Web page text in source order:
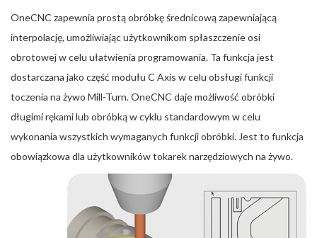
OneCNC zapewnia prostą obróbkę średnicową zapewniającą
interpolację, umożliwiając użytkownikom spłaszczenie osi
obrotowej w celu ułatwienia programowania. Ta funkcja jest
dostarczana jako część modułu C Axis w celu obsługi funkcji
toczenia na żywo Mill-Turn. OneCNC daje możliwość obróbki
długimi rękami lub obróbką w cyklu standardowym w celu
wykonania wszystkich wymaganych funkcji obróbki. Jest to funkcja
obowiązkowa dla użytkowników tokarek narzędziowych na żywo.